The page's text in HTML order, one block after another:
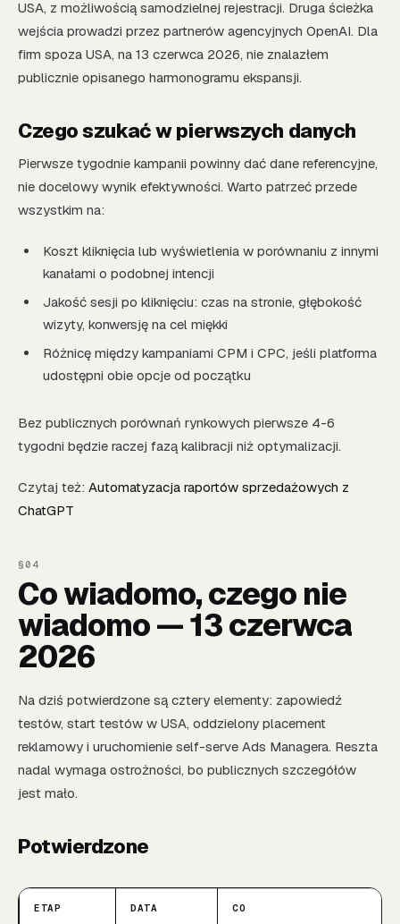
USA, z możliwością samodzielnej rejestracji. Druga ścieżka
wejścia prowadzi przez partnerów agencyjnych OpenAI. Dla
firm spoza USA, na 13 czerwca 2026, nie znalazłem
publicznie opisanego harmonogramu ekspansji.
Czego szukać w pierwszych danych
Pierwsze tygodnie kampanii powinny dać dane referencyjne,
nie docelowy wynik efektywności. Warto patrzeć przede
wszystkim na:
Koszt kliknięcia lub wyświetlenia w porównaniu z innymi
kanałami o podobnej intencji
Jakość sesji po kliknięciu: czas na stronie, głębokość
wizyty, konwersję na cel miękki
Różnicę między kampaniami CPM i CPC, jeśli platforma
udostępni obie opcje od początku
Bez publicznych porównań rynkowych pierwsze 4-6
tygodni będzie raczej fazą kalibracji niż optymalizacji.
Czytaj też: Automatyzacja raportów sprzedażowych z
ChatGPT
Co wiadomo, czego nie
wiadomo — 13 czerwca
2026
Na dziś potwierdzone są cztery elementy: zapowiedź
testów, start testów w USA, oddzielony placement
reklamowy i uruchomienie self-serve Ads Managera. Reszta
nadal wymaga ostrożności, bo publicznych szczegółów
jest mało.
Potwierdzone
ETAP DATA CO